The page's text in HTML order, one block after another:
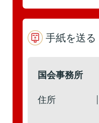
第3回 詳細は
本人出席 代理
代
手紙を送る
国会事務所
住所